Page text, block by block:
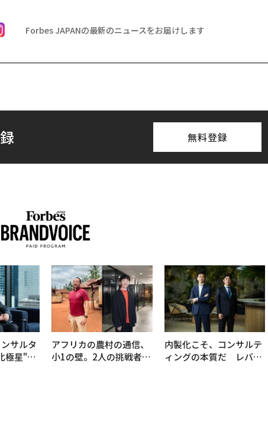
Forbes JAPANの最新のニュースをお届けします
無料登録
サルタ
極星"。
アフリカの農村の通信、
小1の壁。2人の挑戦者が
内製化こそ、コンサルテ
ィングの本質だ レバレ